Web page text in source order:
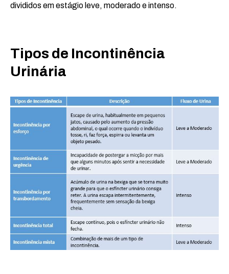
divididos em estágio leve, moderado e intenso.
Tipos de Incontinência
Urinária